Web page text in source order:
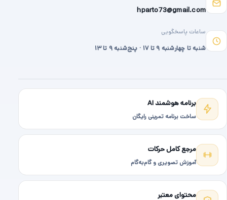
hparto73@gmail.com
ساعات پاسخگویی
شنبه تا چهارشنبه ۹ تا ۱۷ · پنج‌شنبه ۹ تا ۱۳
برنامه هوشمند AI
ساخت برنامه تمرینی رایگان
مرجع کامل حرکات
آموزش تصویری و گام‌به‌گام
محتوای معتبر